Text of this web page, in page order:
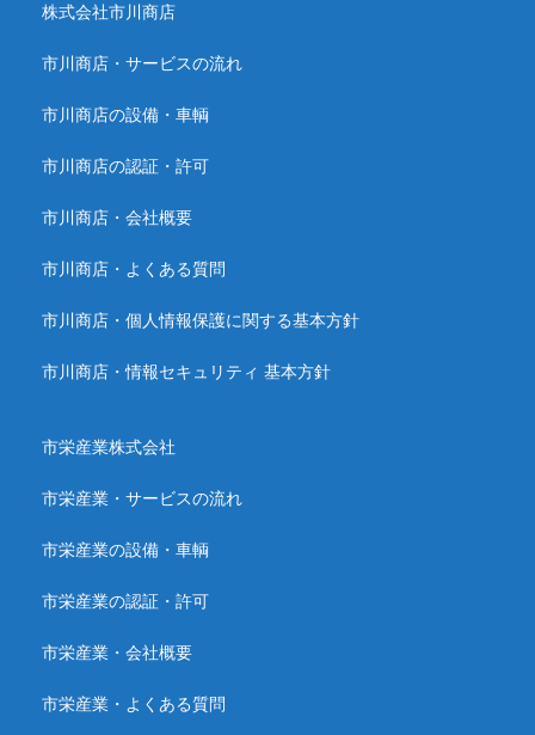
株式会社市川商店
市川商店・サービスの流れ
市川商店の設備・車輌
市川商店の認証・許可
市川商店・会社概要
市川商店・よくある質問
市川商店・個人情報保護に関する基本方針
市川商店・情報セキュリティ 基本方針
市栄産業株式会社
市栄産業・サービスの流れ
市栄産業の設備・車輌
市栄産業の認証・許可
市栄産業・会社概要
市栄産業・よくある質問